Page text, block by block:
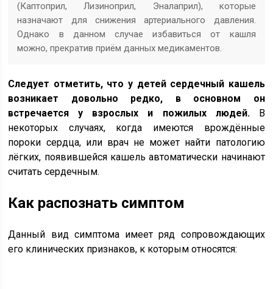
(Каптоприл, Лизиноприл, Эналаприл), которые
назначают для снижения артериального давления.
Однако в данном случае избавиться от кашля
можно, прекратив приём данных медикаментов.
Следует отметить, что у детей сердечный кашель
возникает довольно редко, в основном он
встречается у взрослых и пожилых людей.В
некоторых случаях, когда имеются врождённые
пороки сердца, или врач не может найти патологию
лёгких, появившейся кашель автоматически начинают
считать сердечным.
Как распознать симптом
Данный вид симптома имеет ряд сопровождающих
его клинических признаков, к которым относятся: